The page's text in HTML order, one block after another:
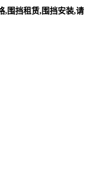
,围挡租赁,围挡安装,请